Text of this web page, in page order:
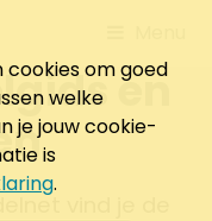
to
en
vind je de
cookies om goed
welke
je jouw cookie-
is
.